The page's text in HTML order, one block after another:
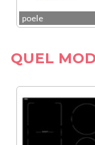
poele
QUEL